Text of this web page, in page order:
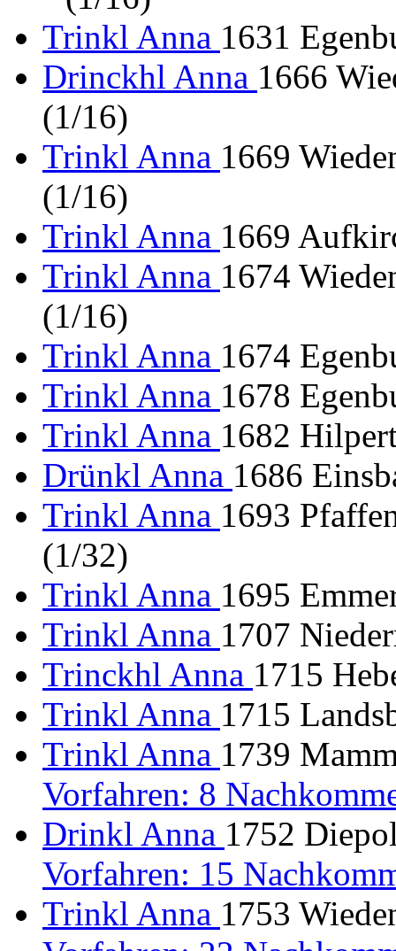
Trinkl Anna 1631
Drinckhl Anna 1666
(1/16)
Trinkl Anna 1669
(1/16)
Trinkl Anna 1669
Trinkl Anna 1674
(1/16)
Trinkl Anna 1674
Trinkl Anna 1678
Trinkl Anna 1682
Drünkl Anna 1686
Trinkl Anna 1693
(1/32)
Trinkl Anna 1695
Trinkl Anna 1707
Trinckhl Anna 1715
Trinkl Anna 1715
Trinkl Anna 1739
Vorfahren: 8
Drinkl Anna 1752
Vorfahren: 15
Trinkl Anna 1753